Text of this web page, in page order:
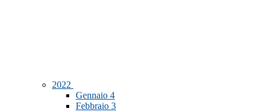
2022
Gennaio 4
Febbraio 3